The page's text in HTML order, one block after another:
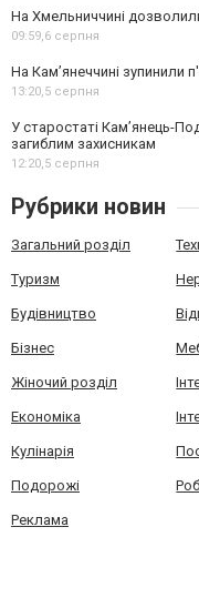
На Хмельниччині
09:59,6 серпня
На Камʼянеччині зупинили
13:20,5 серпня
У старостаті Кам’янець-
загиблим захисникам
12:20,5 серпня
Рубрики новин
Загальний розділ
Туризм
Будівництво
Бізнес
Жіночий розділ
Економіка
Кулінарія
Подорожі
Реклама